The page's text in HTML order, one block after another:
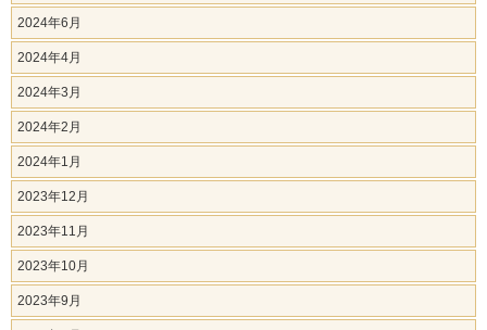
2024年6月
2024年4月
2024年3月
2024年2月
2024年1月
2023年12月
2023年11月
2023年10月
2023年9月